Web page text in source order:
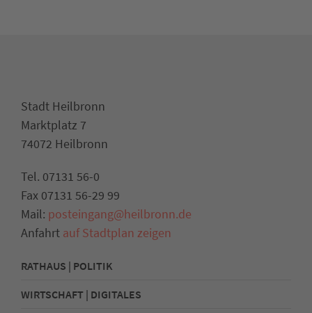
Stadt Heilbronn
Marktplatz 7
74072 Heilbronn
Tel. 07131 56-0
Fax 07131 56-29 99
Mail: posteingang@heilbronn.de
Anfahrt auf Stadtplan zeigen
RATHAUS | POLITIK
WIRTSCHAFT | DIGITALES